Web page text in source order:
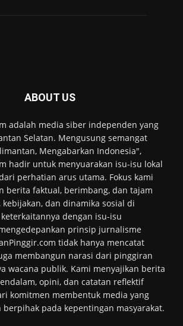
ABOUT US
adalah media siber independen yang
Selatan. Mengusung semangat
Mengabarkan Indonesia",
hadir untuk menyuarakan isu-isu lokal
perhatian arus utama. Fokus kami
berita faktual, berimbang, dan tajam
dan dinamika sosial di
dengan isu-isu
prinsip jurnalisme
tidak hanya mencatat
membangun narasi dari pinggiran
wacana publik. Kami menyajikan berita
opini, dan catatan reflektif
komitmen membentuk media yang
pada kepentingan masyarakat.